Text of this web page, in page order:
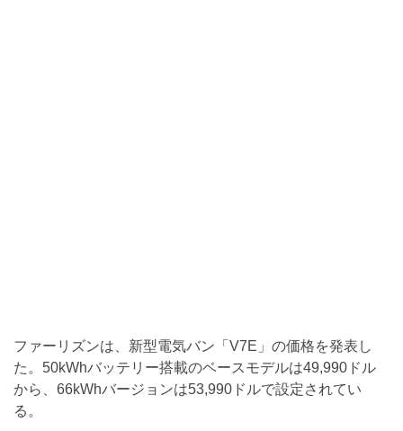
ファーリズンは、新型電気バン「V7E」の価格を発表し
た。50kWhバッテリー搭載のベースモデルは49,990ドル
から、66kWhバージョンは53,990ドルで設定されてい
る。